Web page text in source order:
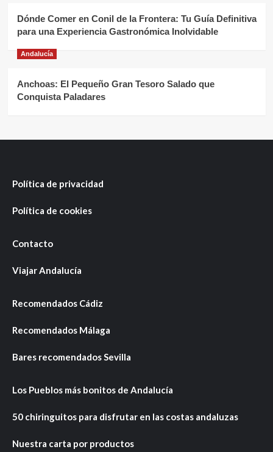
Dónde Comer en Conil de la Frontera: Tu Guía Definitiva
para una Experiencia Gastronómica Inolvidable
Andalucía
Anchoas: El Pequeño Gran Tesoro Salado que
Conquista Paladares
Política de privacidad
Política de cookies
Contacto
Viajar Andalucía
Recomendados Cádiz
Recomendados Málaga
Bares recomendados Sevilla
Los Pueblos más bonitos de Andalucía
50 chiringuitos para disfrutar en las costas andaluzas
Nuestra carta por productos